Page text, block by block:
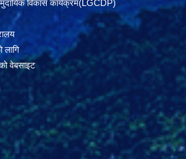
विकास कार्यक्रम(LGCDP)
वेबसाइट